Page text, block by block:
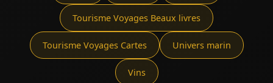
Tourisme Voyages Beaux livres
Tourisme Voyages Cartes Univers marin
Vins